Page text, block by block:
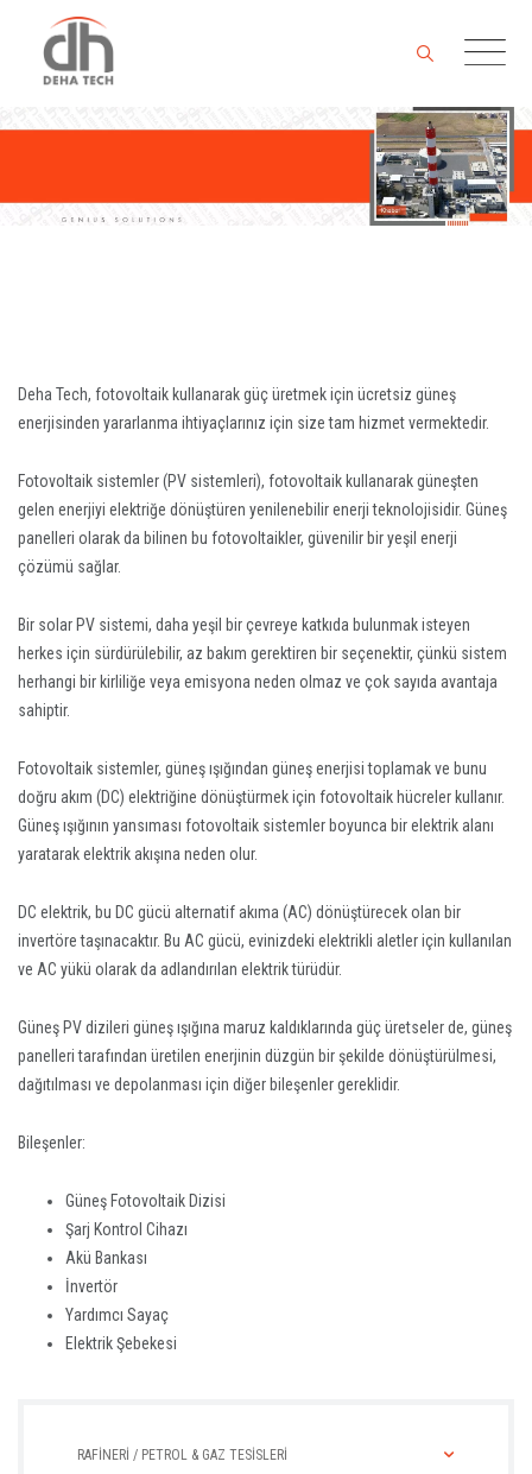
content
Deha Tech, fotovoltaik kullanarak güç üretmek için ücretsiz güneş
enerjisinden yararlanma ihtiyaçlarınız için size tam hizmet vermektedir.
Fotovoltaik sistemler (PV sistemleri), fotovoltaik kullanarak güneşten
gelen enerjiyi elektriğe dönüştüren yenilenebilir enerji teknolojisidir. Güneş
panelleri olarak da bilinen bu fotovoltaikler, güvenilir bir yeşil enerji
çözümü sağlar.
Bir solar PV sistemi, daha yeşil bir çevreye katkıda bulunmak isteyen
herkes için sürdürülebilir, az bakım gerektiren bir seçenektir, çünkü sistem
herhangi bir kirliliğe veya emisyona neden olmaz ve çok sayıda avantaja
sahiptir.
Fotovoltaik sistemler, güneş ışığından güneş enerjisi toplamak ve bunu
doğru akım (DC) elektriğine dönüştürmek için fotovoltaik hücreler kullanır.
Güneş ışığının yansıması fotovoltaik sistemler boyunca bir elektrik alanı
yaratarak elektrik akışına neden olur.
DC elektrik, bu DC gücü alternatif akıma (AC) dönüştürecek olan bir
invertöre taşınacaktır. Bu AC gücü, evinizdeki elektrikli aletler için kullanılan
ve AC yükü olarak da adlandırılan elektrik türüdür.
Güneş PV dizileri güneş ışığına maruz kaldıklarında güç üretseler de, güneş
panelleri tarafından üretilen enerjinin düzgün bir şekilde dönüştürülmesi,
dağıtılması ve depolanması için diğer bileşenler gereklidir.
Bileşenler:
Güneş Fotovoltaik Dizisi
Şarj Kontrol Cihazı
Akü Bankası
İnvertör
Yardımcı Sayaç
Elektrik Şebekesi
RAFİNERİ / PETROL & GAZ TESİSLERİ